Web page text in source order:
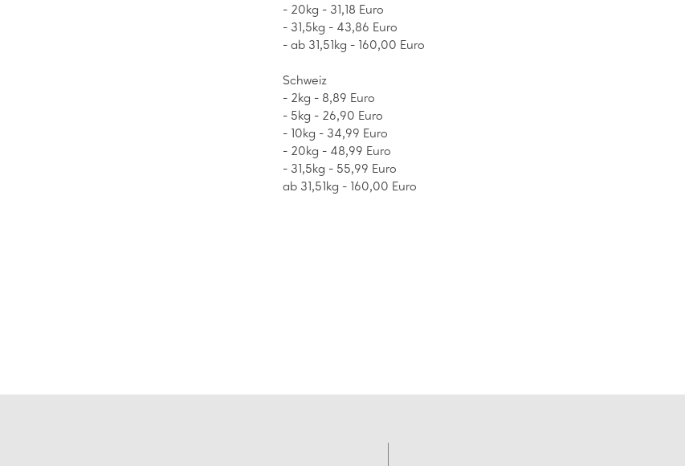
- 20kg - 31,18 Euro
- 31,5kg - 43,86 Euro
- ab 31,51kg - 160,00 Euro
Schweiz
- 2kg - 8,89 Euro
- 5kg - 26,90 Euro
- 10kg - 34,99 Euro
- 20kg - 48,99 Euro
- 31,5kg - 55,99 Euro
ab 31,51kg - 160,00 Euro